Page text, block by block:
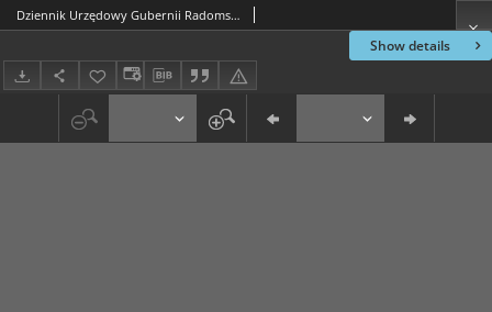
Show details
Dziennik Urzędowy Gubernii Radomskiej, 1854, nr 11, dod. III